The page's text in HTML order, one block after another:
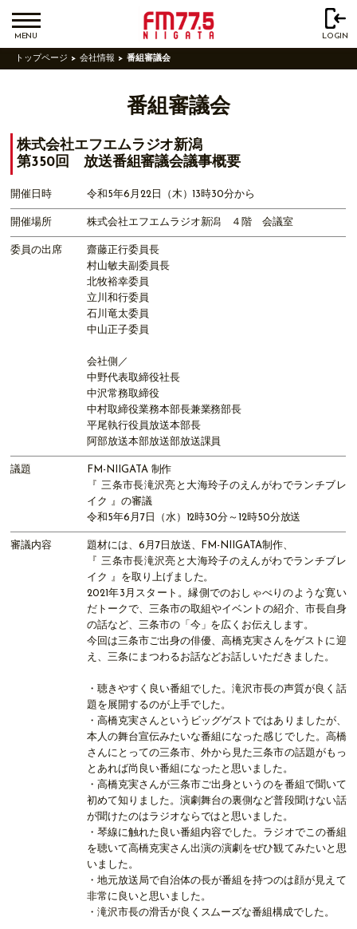
MENU LOGIN
トップページ 会社情報 番組審議会
番組審議会
株式会社エフエムラジオ新潟
第350回 放送番組審議会議事概要
開催日時 令和5年6月22日（木）13時30分から
開催場所 株式会社エフエムラジオ新潟 ４階 会議室
委員の出席
齋藤正行委員長
村山敏夫副委員長
北牧裕幸委員
立川和行委員
石川竜太委員
中山正子委員
会社側／
中野代表取締役社長
中沢常務取締役
中村取締役業務本部長兼業務部長
平尾執行役員放送本部長
阿部放送本部放送部放送課員
議題
FM-NIIGATA 制作
『 三条市長滝沢亮と大海玲子のえんがわでランチブレ
イク 』の審議
令和5年6月7日（水）12時30分～12時50分放送
審議内容
題材には、6月7日放送、FM-NIIGATA制作、
『 三条市長滝沢亮と大海玲子のえんがわでランチブレ
イク 』を取り上げました。
2021年3月スタート。縁側でのおしゃべりのような寛い
だトークで、三条市の取組やイベントの紹介、市長自身
の話など、三条市の「今」を広くお伝えします。
今回は三条市ご出身の俳優、高橋克実さんをゲストに迎
え、三条にまつわるお話などお話しいただきました。
・聴きやすく良い番組でした。滝沢市長の声質が良く話
題を展開するのが上手でした。
・高橋克実さんというビッグゲストではありましたが、
本人の舞台宣伝みたいな番組になった感じでした。高橋
さんにとっての三条市、外から見た三条市の話題がもっ
とあれば尚良い番組になったと思いました。
・高橋克実さんが三条市ご出身というのを番組で聞いて
初めて知りました。演劇舞台の裏側など普段聞けない話
が聞けたのはラジオならではと思いました。
・琴線に触れた良い番組内容でした。ラジオでこの番組
を聴いて高橋克実さん出演の演劇をぜひ観てみたいと思
いました。
・地元放送局で自治体の長が番組を持つのは顔が見えて
非常に良いと思いました。
・滝沢市長の滑舌が良くスムーズな番組構成でした。